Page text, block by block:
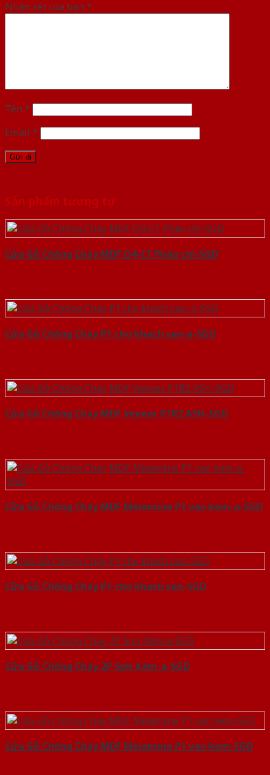
Nhận xét của bạn *
Tên *
Email *
Sản phẩm tương tự
Cửa Gỗ Chống Cháy MDF O4-C1 Phào chi-SGD
Cửa Gỗ Chống Cháy P1 cho khach san-a-SGD
Cửa Gỗ Chống Cháy MDF Veneer P1R2 ASH-SGD
Cửa Gỗ Chống Cháy MDF Melamine P1 van kem-a-SGD
Cửa Gỗ Chống Cháy P1 cho khach san-SGD
Cửa Gỗ Chống Cháy 2P Sơn Xám-a-SGD
Cửa Gỗ Chống Cháy MDF Melamine P1 van kem-SGD